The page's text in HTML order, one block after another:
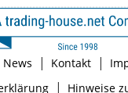
News | Kontakt |
| Hinweise